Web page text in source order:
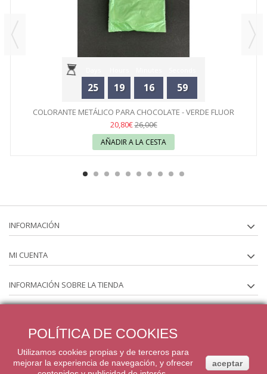
25 19 16 59
COLORANTE METÁLICO PARA CHOCOLATE - VERDE FLUOR
20,80€26,00€
AÑADIR A LA CESTA
INFORMACIÓN
MI CUENTA
INFORMACIÓN SOBRE LA TIENDA
POLÍTICA DE COOKIES
Utilizamos cookies propias y de terceros para
mejorar la experiencia de navegación, y ofrecer
aceptar